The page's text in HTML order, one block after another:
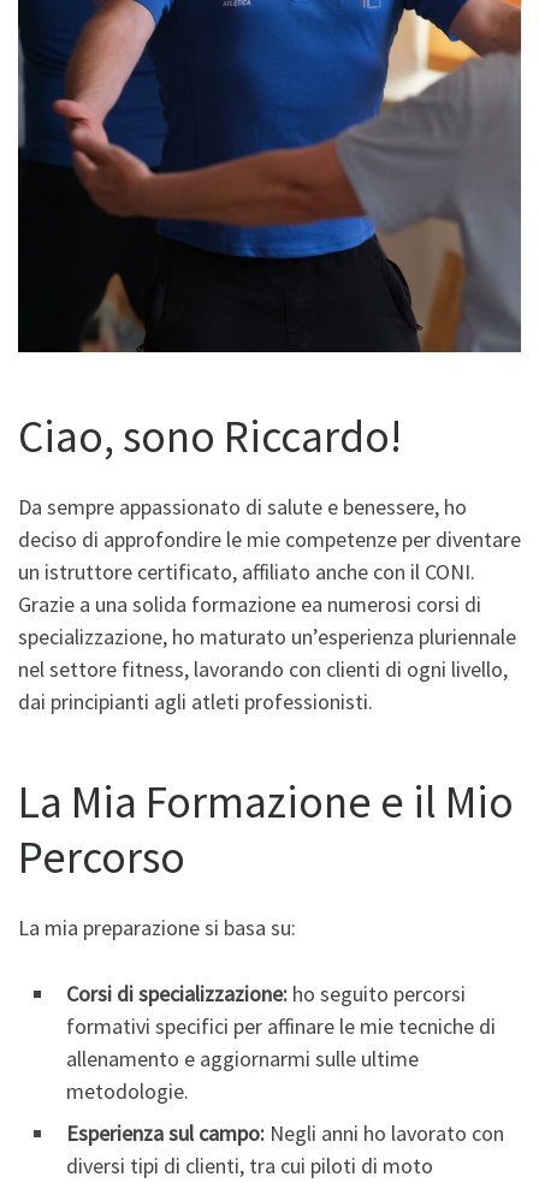
Ciao, sono Riccardo!
Da sempre appassionato di salute e benessere, ho
deciso di approfondire le mie competenze per diventare
un istruttore certificato, affiliato anche con il CONI.
Grazie a una solida formazione ea numerosi corsi di
specializzazione, ho maturato un’esperienza pluriennale
nel settore fitness, lavorando con clienti di ogni livello,
dai principianti agli atleti professionisti.
La Mia Formazione e il Mio
Percorso
La mia preparazione si basa su:
Corsi di specializzazione: ho seguito percorsi
formativi specifici per affinare le mie tecniche di
allenamento e aggiornarmi sulle ultime
metodologie.
Esperienza sul campo: Negli anni ho lavorato con
diversi tipi di clienti, tra cui piloti di moto